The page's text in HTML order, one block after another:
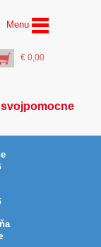
Menu
€ 0,00
svojpomocne
pumpa na
vrtov pre
hr. 1000